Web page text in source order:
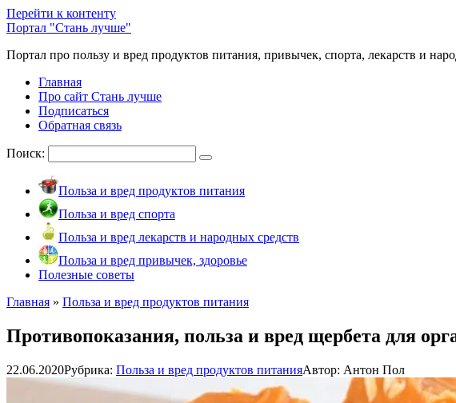
Перейти к контенту
Портал "Стань лучше"
Портал про пользу и вред продуктов питания, привычек, спорта, лекарств и
Главная
Про сайт Стань лучше
Подписаться
Обратная связь
Поиск:
Польза и вред продуктов питания
Польза и вред спорта
Польза и вред лекарств и народных средств
Польза и вред привычек, здоровье
Полезные советы
Главная » Польза и вред продуктов питания
Противопоказания, польза и вред щербета для
22.06.2020Рубрика: Польза и вред продуктов питанияАвтор: Антон Пол